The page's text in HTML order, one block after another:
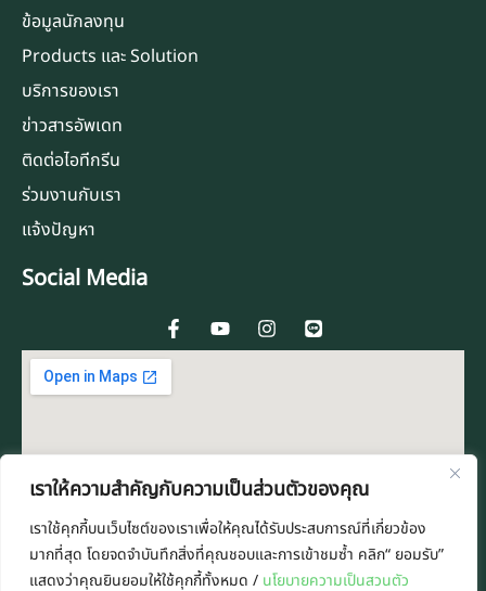
เราให้ความสำคัญกับความเป็นส่วนตัวของคุณ
เราใช้คุกกี้บนเว็บไซต์ของเราเพื่อให้คุณได้รับประสบการณ์ที่เกี่ยวข้อง
มากที่สุด โดยจดจำบันทึกสิ่งที่คุณชอบและการเข้าชมซ้ำ คลิก“ ยอมรับ”
แสดงว่าคุณยินยอมให้ใช้คุกกี้ทั้งหมด / นโยบายความเป็นสวนตัว
ข้อมูลนักลงทุน
Products และ Solution
บริการของเรา
ข่าวสารอัพเดท
ติดต่อไอทีกรีน
ร่วมงานกับเรา
แจ้งปัญหา
Social Media
a
c
e
-
f
o
u
t
n
s
t
m
i
n
e